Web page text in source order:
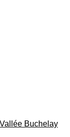
Buchelay